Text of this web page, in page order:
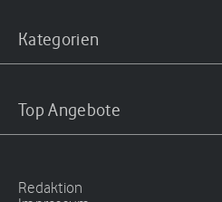
Kategorien
Top Angebote
Redaktion